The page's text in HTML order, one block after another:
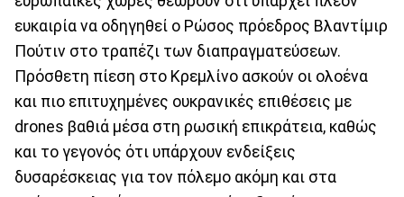
ευκαιρία να οδηγηθεί ο Ρώσος πρόεδρος Βλαντίμιρ
Πούτιν στο τραπέζι των διαπραγματεύσεων.
Πρόσθετη πίεση στο Κρεμλίνο ασκούν οι ολοένα
και πιο επιτυχημένες ουκρανικές επιθέσεις με
drones βαθιά μέσα στη ρωσική επικράτεια, καθώς
και το γεγονός ότι υπάρχουν ενδείξεις
δυσαρέσκειας για τον πόλεμο ακόμη και στα